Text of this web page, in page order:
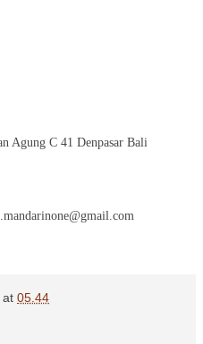
Agung C 41 Denpasar Bali
at 05.44